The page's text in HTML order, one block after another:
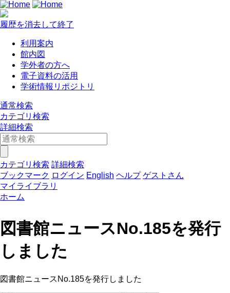
履歴を消去して終了
利用案内
館内図
学外者の方へ
電子資料の活用
学術情報リポジトリ
通常検索
カテゴリ検索
詳細検索
カテゴリ検索 詳細検索
ブックマーク ログイン English ヘルプ ゲストさん
マイライブラリ
ホーム
図書館ニュースNo.185を発行
しました
図書館ニュースNo.185を発行しました